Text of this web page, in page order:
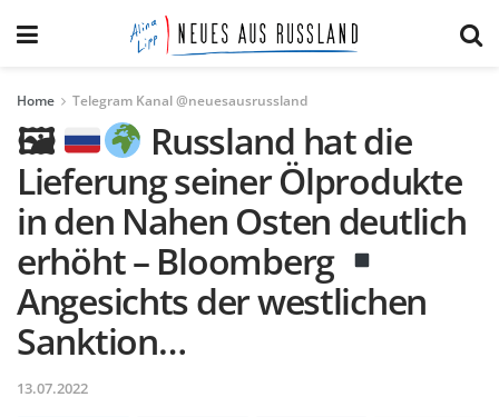
Home Telegram Kanal @neuesausrussland
🖼
Russland hat die
Lieferung seiner Ölprodukte
in den Nahen Osten deutlich
erhöht – Bloomberg
Angesichts der westlichen
Sanktion…
13.07.2022